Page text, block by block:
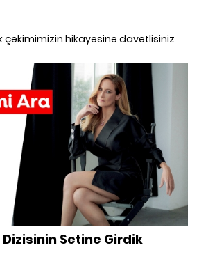
çekimimizin hikayesine davetlisiniz
Setine Girdik